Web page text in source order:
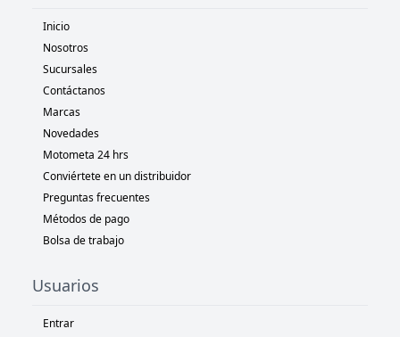
Inicio
Nosotros
Sucursales
Contáctanos
Marcas
Novedades
Motometa 24 hrs
Conviértete en un distribuidor
Preguntas frecuentes
Métodos de pago
Bolsa de trabajo
Usuarios
Entrar